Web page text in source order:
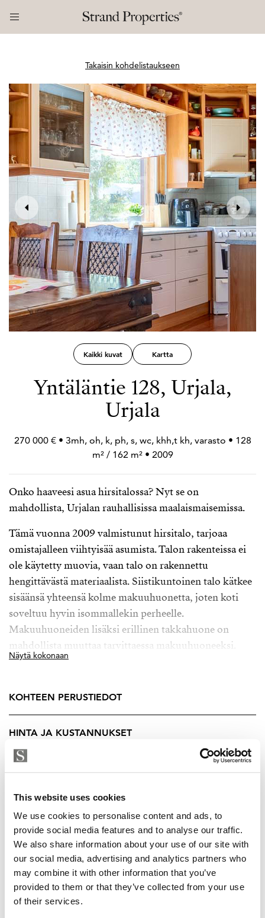
This website uses cookies
We use cookies to personalise content and ads, to
provide social media features and to analyse our traffic.
We also share information about your use of our site with
our social media, advertising and analytics partners who
may combine it with other information that you’ve
provided to them or that they’ve collected from your use
of their services.
Takaisin kohdelistaukseen
Kaikki kuvat Kartta
Yntäläntie 128, Urjala,
Urjala
270 000 € • 3mh, oh, k, ph, s, wc, khh,t kh, varasto • 128
m² / 162 m² • 2009
Onko haaveesi asua hirsitalossa? Nyt se on
mahdollista, Urjalan rauhallisissa maalaismaisemissa.
Tämä vuonna 2009 valmistunut hirsitalo, tarjoaa
omistajalleen viihtyisää asumista. Talon rakenteissa ei
ole käytetty muovia, vaan talo on rakennettu
hengittävästä materiaalista. Siistikuntoinen talo kätkee
sisäänsä yhteensä kolme makuuhuonetta, joten koti
soveltuu hyvin isommallekin perheelle.
Makuuhuoneiden lisäksi erillinen takkahuone on
mahdollista muuttaa tarvittaessa makuuhuoneeksi.
ruuan valmistamiseen puuhella. Maalämmön ansiosta
asunnon lämmityskustannukset saadaan pidettyä
edullisina. Ruokailutilasta on kulku parvekkeelle.
Parveke toimii kesäisin lisähuoneena, missä on reilusti
tilaa niin grillille kuin pihakalusteillekkin. Parvekkeelta
erillinen kodinhoitohuone. Lisäksi lämmintä varasto
tilaa löytyy hyvin.
Omalla 8920m2 tontilla on hyvin tilaa hoitaa
puutarhaa sekä lapsien leikkiä leikkejään. Pihassa on
lisäksi erillinen tynnyrisauna, kesäkeittiö , varasto sekä
Näytä kokonaan
KOHTEEN PERUSTIEDOT
HINTA JA KUSTANNUKSET
TILAT, MATERIAALIT JA VARUSTELU
TONTTI
YRITYKSEN TIEDOT